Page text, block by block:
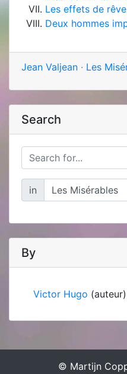
Les effets de
Deux hommes
Jean Valjean · Les
Search
in
By
Victor Hugo (auteur)
© Martijn